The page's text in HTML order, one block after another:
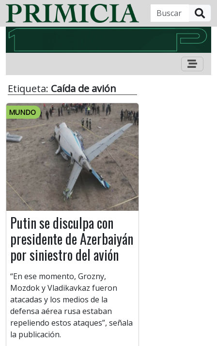
Etiqueta: Caída de avión
MUNDO
Putin se disculpa con
presidente de Azerbaiyán
por siniestro del avión
“En ese momento, Grozny,
Mozdok y Vladikavkaz fueron
atacadas y los medios de la
defensa aérea rusa estaban
repeliendo estos ataques”, señala
la publicación.